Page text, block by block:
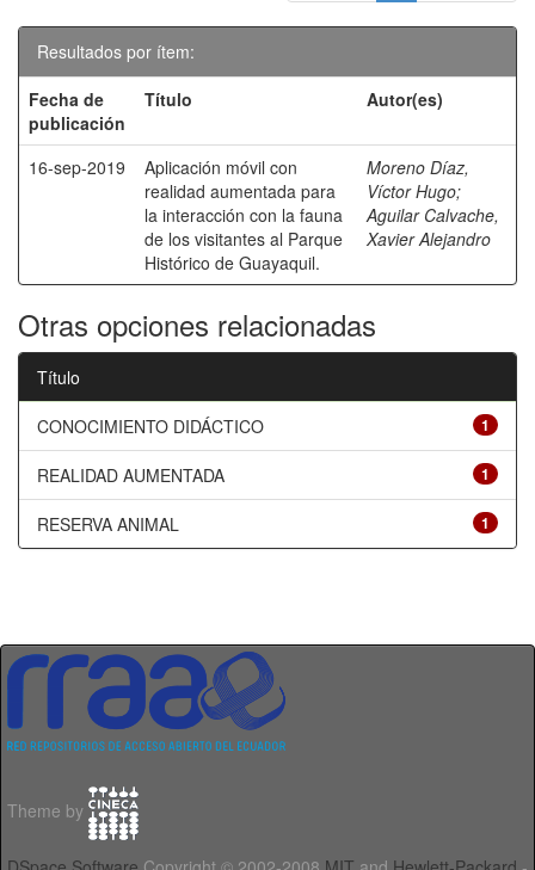
Resultados por ítem:
Fecha de
publicación
Título Autor(es)
16-sep-2019
Aplicación móvil con
realidad aumentada para
la interacción con la fauna
de los visitantes al Parque
Histórico de Guayaquil.
Moreno Díaz,
Víctor Hugo;
Aguilar Calvache,
Xavier Alejandro
Otras opciones relacionadas
Título
1
CONOCIMIENTO DIDÁCTICO
1
REALIDAD AUMENTADA
1
RESERVA ANIMAL
Theme by